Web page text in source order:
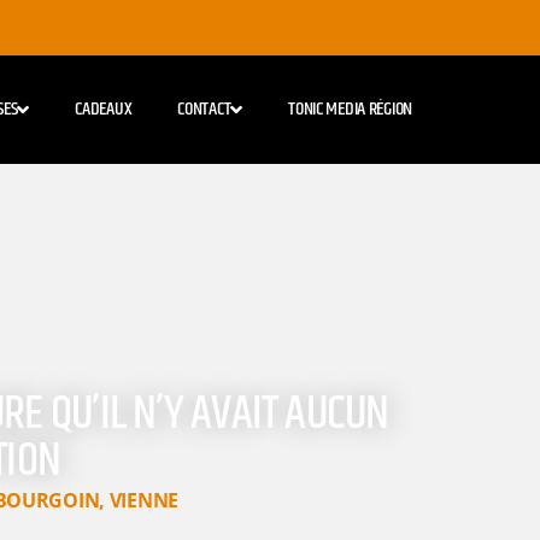
CADEAUX CONTACT TONIC MEDIA RÉGION
QU’IL N’Y AVAIT AUCUN
, VIENNE